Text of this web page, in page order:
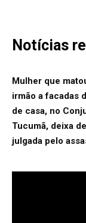
Notícias
Mulher que
irmão a facadas
de casa, no
Tucumã, deixa
julgada pelo